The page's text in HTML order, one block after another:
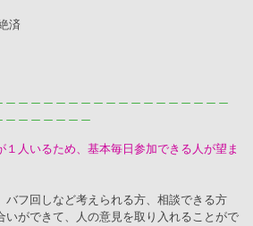
済
人いるため、基本毎日参加できる人が望ま
フ回しなど考えられる方、相談できる方
ができて、人の意見を取り入れることがで